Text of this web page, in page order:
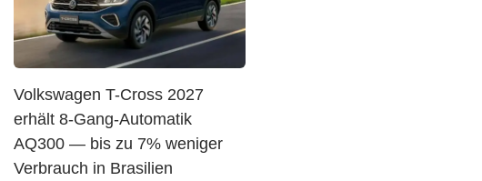
Volkswagen T-Cross 2027
erhält 8-Gang-Automatik
AQ300 — bis zu 7% weniger
Verbrauch in Brasilien